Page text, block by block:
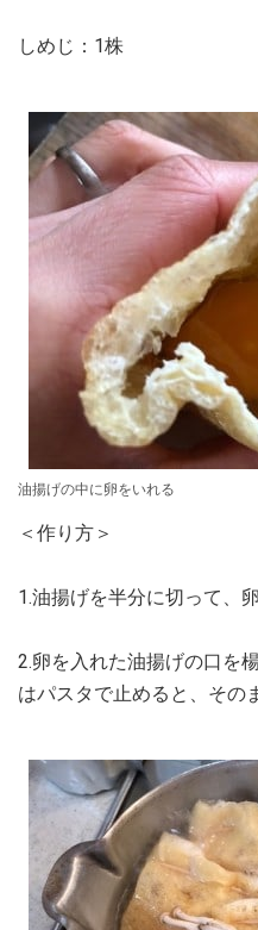
しめじ：1株
油揚げの中に卵をいれる
＜作り方＞
1.油揚げを半分に切って、
2.卵を入れた油揚げの口を
はパスタで止めると、その